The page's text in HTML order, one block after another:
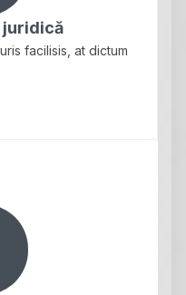
juridică
facilisis, at dictum